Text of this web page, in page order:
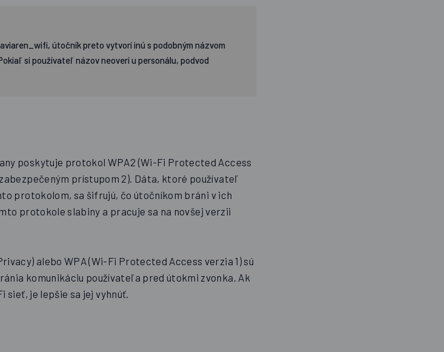
útočník preto vytvorí inú s podobným názvom
si používateľ názov neoverí u personálu, podvod
poskytuje protokol WPA2 (Wi-Fi Protected Access
prístupom 2). Dáta, ktoré používateľ
protokolom, sa šifrujú, čo útočníkom bráni v ich
protokole slabiny a pracuje sa na novšej verzii
alebo WPA (Wi-Fi Protected Access verzia 1) sú
komunikáciu používateľa pred útokmi zvonka. Ak
sieť, je lepšie sa jej vyhnúť.